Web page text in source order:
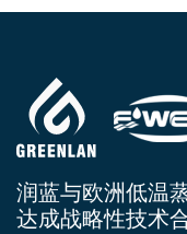
润蓝与欧洲低温
达成战略性技术